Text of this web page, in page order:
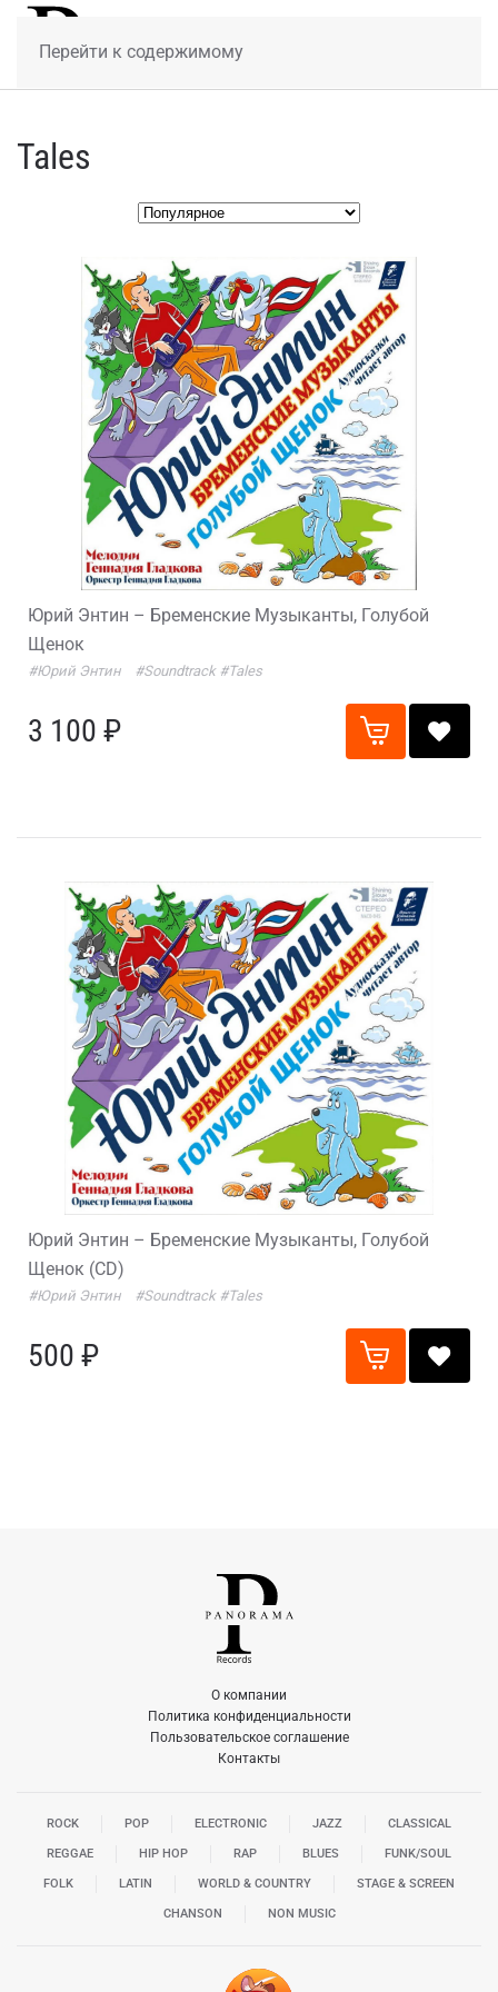
Перейти к содержимому
Tales
Юрий Энтин – Бременские Музыканты, Голубой
Щенок
#Юрий Энтин #Soundtrack #Tales
3 100 ₽
Юрий Энтин – Бременские Музыканты, Голубой
Щенок (CD)
#Юрий Энтин #Soundtrack #Tales
500 ₽
О компании
Политика конфиденциальности
Пользовательское соглашение
Контакты
ROCK POP ELECTRONIC JAZZ CLASSICAL
REGGAE HIP HOP RAP BLUES FUNK/SOUL
FOLK LATIN WORLD & COUNTRY STAGE & SCREEN
CHANSON NON MUSIC